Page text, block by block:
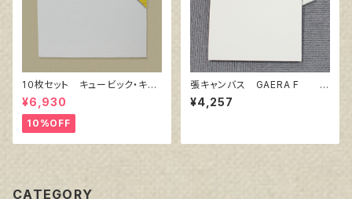
1０枚セット キュービック・キャ
ンバス白（縦200㎜×横200㎜×
厚38㎜）
¥6,930
10%OFF
張キャンバス GAERA F 1
5号
¥4,257
CATEGORY